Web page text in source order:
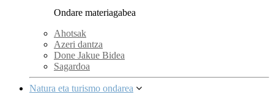
Ondare materiagabea
Ahotsak
Azeri dantza
Done Jakue Bidea
Sagardoa
Natura eta turismo ondarea